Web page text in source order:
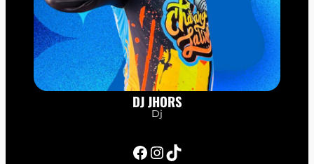
DJ JHORS
Dj
Facebook InstagramTikTok